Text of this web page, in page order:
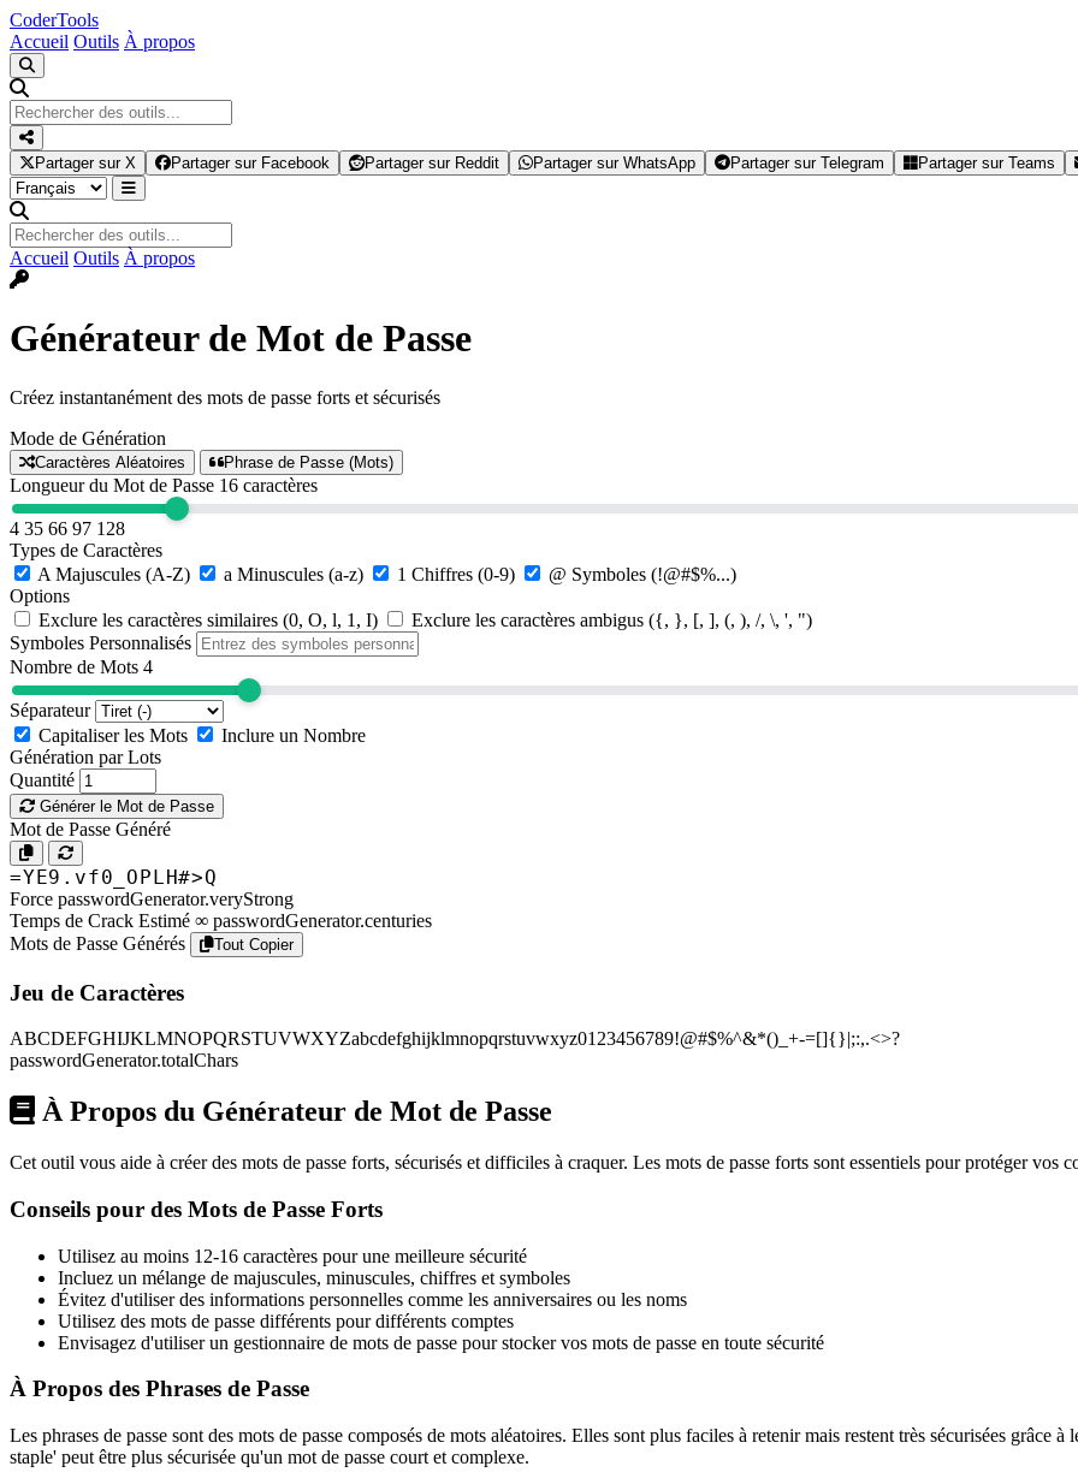
CoderTools
Accueil Outils À propos
Partager sur X Partager sur Facebook Partager sur Reddit Partager sur WhatsApp Partager sur Telegram Partager sur Teams
Accueil Outils À propos
Générateur de Mot de Passe
Créez instantanément des mots de passe forts et sécurisés
Mode de Génération
Caractères Aléatoires Phrase de Passe (Mots)
Longueur du Mot de Passe 16 caractères
4 35 66 97 128
Types de Caractères
A Majuscules (A-Z) a Minuscules (a-z) 1 Chiffres (0-9) @ Symboles (!@#$%...)
Options
Exclure les caractères similaires (0, O, l, 1, I)
Exclure les caractères ambigus ({, }, [, ], (, ), /, \, ', ")
Symboles Personnalisés
Nombre de Mots 4
Séparateur
Capitaliser les Mots
Inclure un Nombre
Génération par Lots
Quantité
Générer le Mot de Passe
Mot de Passe Généré
=YE9.vf0_OPLH#>Q
Force passwordGenerator.veryStrong
Temps de Crack Estimé ∞ passwordGenerator.centuries
Mots de Passe Générés
Tout Copier
Jeu de Caractères
ABCDEFGHIJKLMNOPQRSTUVWXYZabcdefghijklmnopqrstuvwxyz0123456789!@#$%^&*()_+-=[]{}|;:,.<>?
passwordGenerator.totalChars
À Propos du Générateur de Mot de Passe
Cet outil vous aide à créer des mots de passe forts, sécurisés et difficiles à craquer. Les mots de passe forts sont essentiels pour protéger vos
Conseils pour des Mots de Passe Forts
Utilisez au moins 12-16 caractères pour une meilleure sécurité
Incluez un mélange de majuscules, minuscules, chiffres et symboles
Évitez d'utiliser des informations personnelles comme les anniversaires ou les noms
Utilisez des mots de passe différents pour différents comptes
Envisagez d'utiliser un gestionnaire de mots de passe pour stocker vos mots de passe en toute sécurité
À Propos des Phrases de Passe
Les phrases de passe sont des mots de passe composés de mots aléatoires. Elles sont plus faciles à retenir mais restent très sécurisées grâce
staple' peut être plus sécurisée qu'un mot de passe court et complexe.